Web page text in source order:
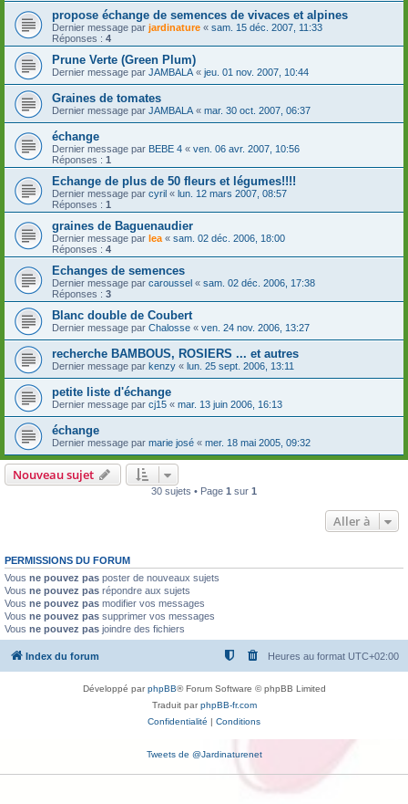
propose échange de semences de vivaces et alpines
Dernier message par jardinature « sam. 15 déc. 2007, 11:33
Réponses : 4
Prune Verte (Green Plum)
Dernier message par JAMBALA « jeu. 01 nov. 2007, 10:44
Graines de tomates
Dernier message par JAMBALA « mar. 30 oct. 2007, 06:37
échange
Dernier message par BEBE 4 « ven. 06 avr. 2007, 10:56
Réponses : 1
Echange de plus de 50 fleurs et légumes!!!!
Dernier message par cyril « lun. 12 mars 2007, 08:57
Réponses : 1
graines de Baguenaudier
Dernier message par lea « sam. 02 déc. 2006, 18:00
Réponses : 4
Echanges de semences
Dernier message par caroussel « sam. 02 déc. 2006, 17:38
Réponses : 3
Blanc double de Coubert
Dernier message par Chalosse « ven. 24 nov. 2006, 13:27
recherche BAMBOUS, ROSIERS ... et autres
Dernier message par kenzy « lun. 25 sept. 2006, 13:11
petite liste d'échange
Dernier message par cj15 « mar. 13 juin 2006, 16:13
échange
Dernier message par marie josé « mer. 18 mai 2005, 09:32
Nouveau sujet
30 sujets • Page 1 sur 1
Aller à
PERMISSIONS DU FORUM
Vous ne pouvez pas poster de nouveaux sujets
Vous ne pouvez pas répondre aux sujets
Vous ne pouvez pas modifier vos messages
Vous ne pouvez pas supprimer vos messages
Vous ne pouvez pas joindre des fichiers
Index du forum Heures au format UTC+02:00
Développé parphpBB® Forum Software © phpBB Limited
Traduit parphpBB-fr.com
Confidentialité | Conditions
Tweets de @Jardinaturenet